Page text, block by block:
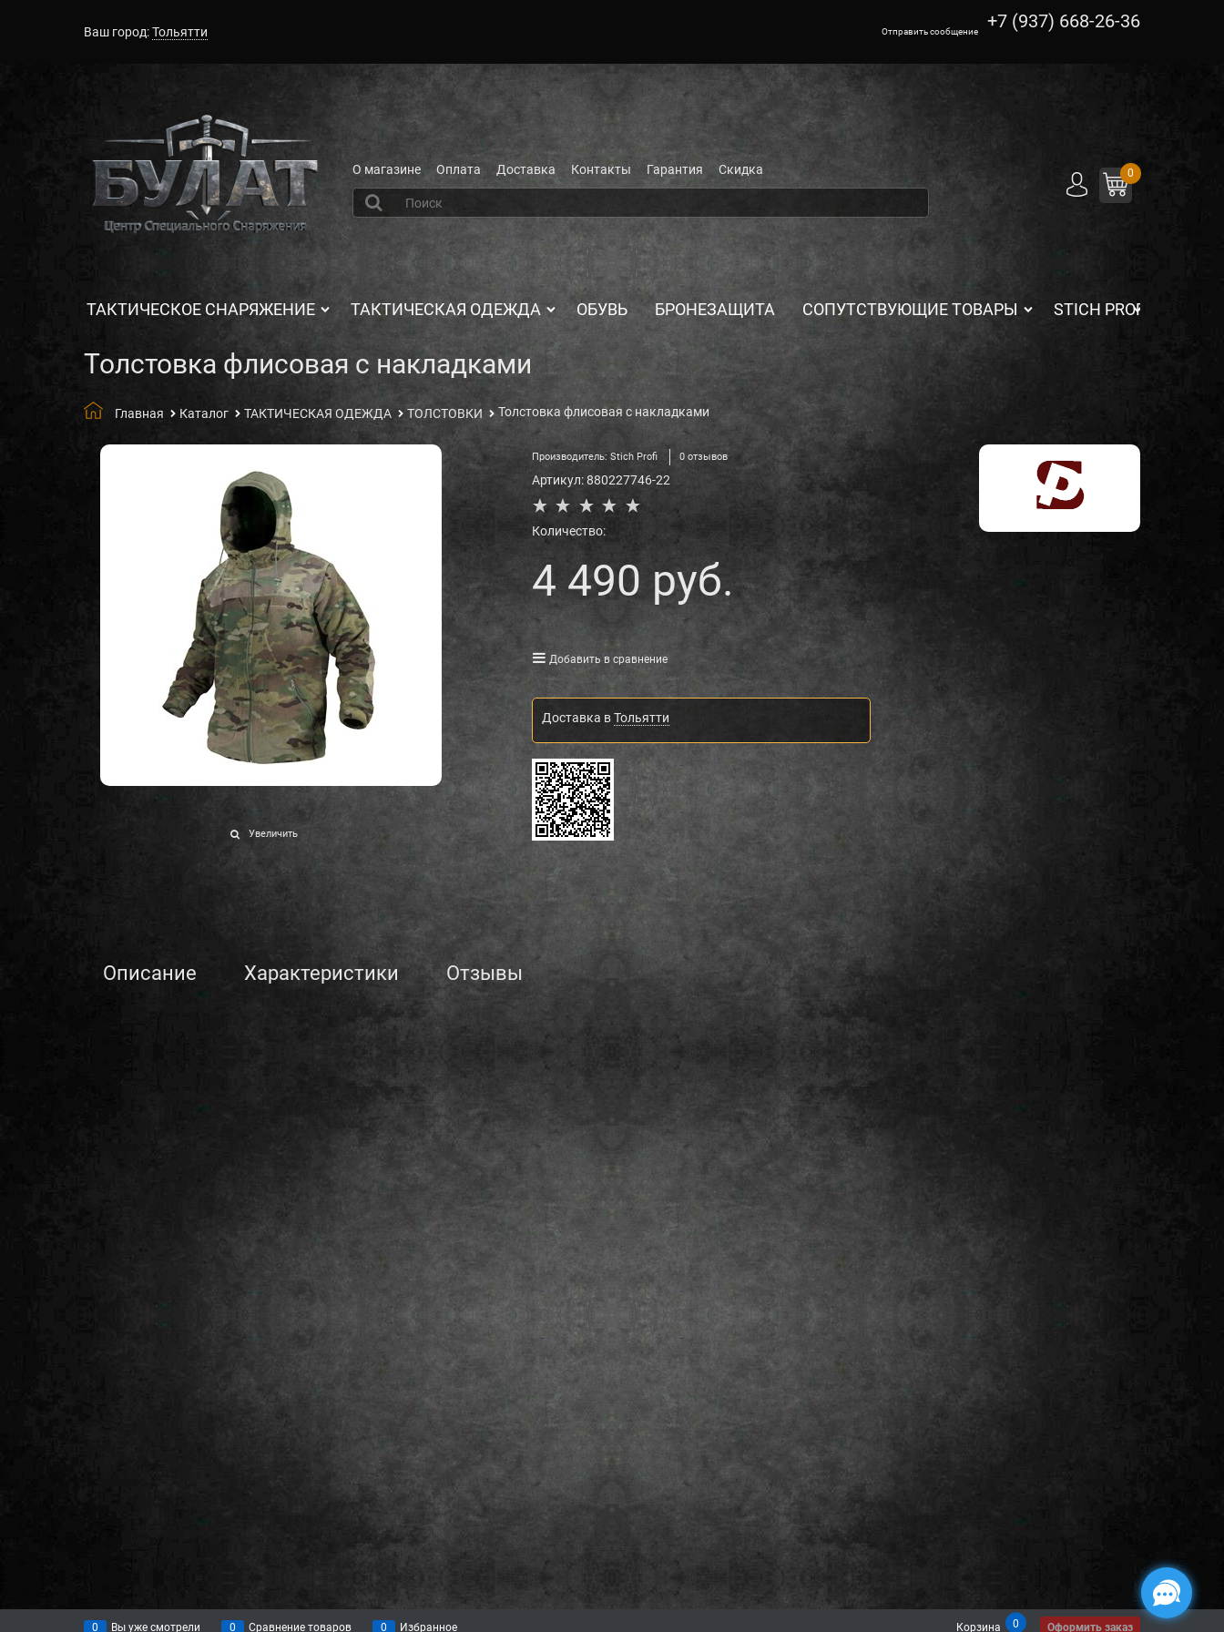
Ваш город:Тольятти Отправить сообщение +7 (937) 668-26-36
О магазине Оплата Доставка Контакты Гарантия Скидка 0
ТАКТИЧЕСКОЕ СНАРЯЖЕНИЕ ТАКТИЧЕСКАЯ ОДЕЖДА ОБУВЬ БРОНЕЗАЩИТА СОПУТСТВУЮЩИЕ ТОВАРЫ STICH PROFI
Толстовка флисовая с накладками
Главная Каталог ТАКТИЧЕСКАЯ ОДЕЖДА ТОЛСТОВКИ Толстовка флисовая с накладками
Увеличить
Производитель: Stich Profi 0 отзывов
Артикул: 880227746-22
Количество:
4 490 руб.
Добавить в сравнение
Доставка вТольятти
Описание Характеристики Отзывы
0 Вы уже смотрели 0 Сравнение товаров 0 Избранное Корзина 0 Оформить заказ